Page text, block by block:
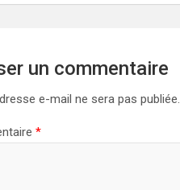
un commentaire
e-mail ne sera pas publiée.
*